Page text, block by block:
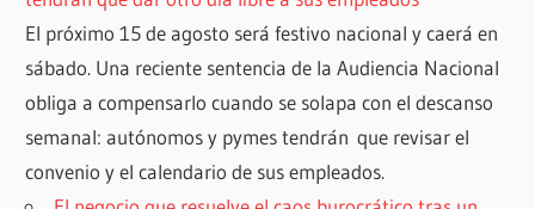
El próximo 15 de agosto será festivo nacional y caerá en
sábado. Una reciente sentencia de la Audiencia Nacional
obliga a compensarlo cuando se solapa con el descanso
semanal: autónomos y pymes tendrán que revisar el
convenio y el calendario de sus empleados.